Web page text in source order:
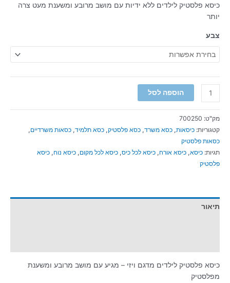
כיסא פלסטיק לילדים ללא ידיות עם מושב מרובע ומשענת מעט צרה
יותר
צבע
הוספה לסל
מק"ט: 700250
קטגוריות: כיסאות, כסא משרד, כסא פלסטיק, כסא תלמיד, כסאות משרדיים ,
כסאות פלסטיק
תגיות: כיסא, כיסא אורח , כיסא לכל כיס, כיסא לכל מקום , כיסא נוח , כיסא
פלסטיק
תיאור
כיסא פלסטיק לילדים מדגם ויזי – מגיע עם מושב מרובע ומשענת
מפלסטיק